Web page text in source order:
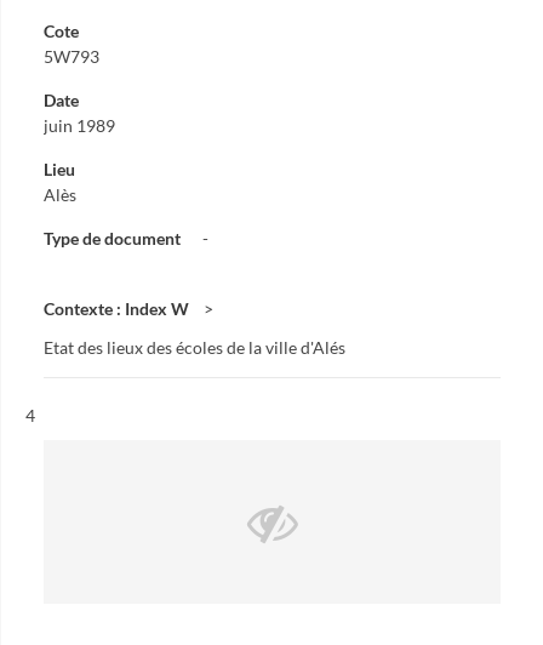
Cote
5W793
Date
juin 1989
Lieu
Alès
Type de document -
Contexte : Index W
Etat des lieux des écoles de la ville d'Alés
Résultat n°
4